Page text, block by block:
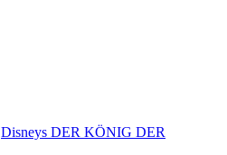
Disneys DER KÖNIG DER